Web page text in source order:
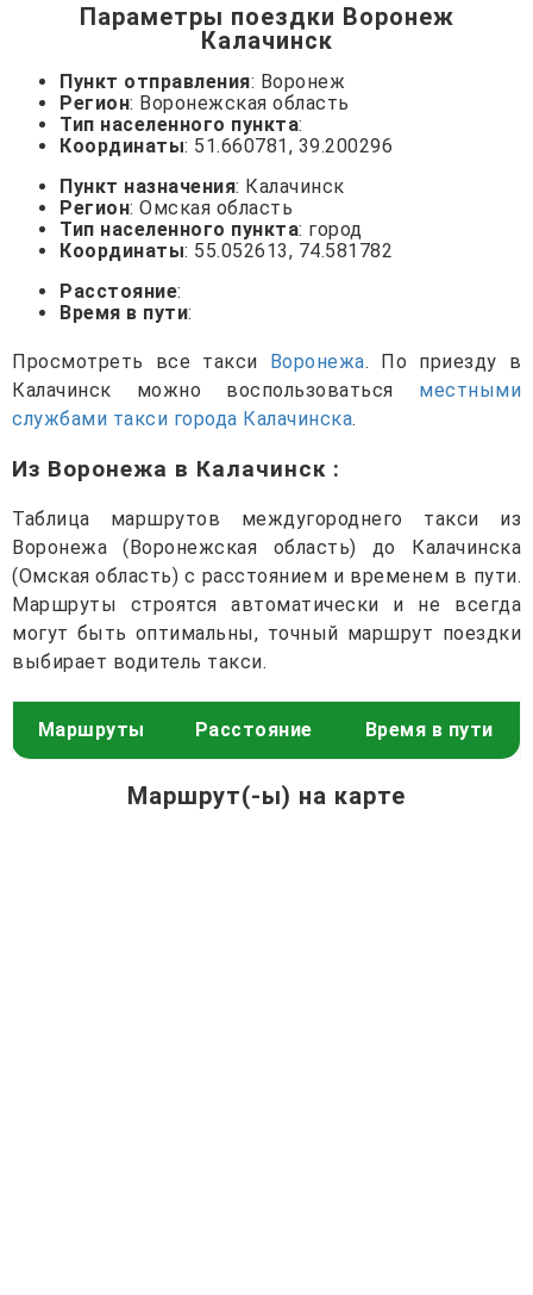
Параметры поездки Воронеж
Калачинск
Пункт отправления: Воронеж
Регион: Воронежская область
Тип населенного пункта:
Координаты: 51.660781, 39.200296
Пункт назначения: Калачинск
Регион: Омская область
Тип населенного пункта: город
Координаты: 55.052613, 74.581782
Расстояние:
Время в пути:
Просмотреть все такси Воронежа. По приезду в
Калачинск можно воспользоваться местными
службами такси города Калачинска.
Из Воронежа в Калачинск :
Таблица маршрутов междугороднего такси из
Воронежа (Воронежская область) до Калачинска
(Омская область) с расстоянием и временем в пути.
Маршруты строятся автоматически и не всегда
могут быть оптимальны, точный маршрут поездки
выбирает водитель такси.
Маршруты Расстояние Время в пути
Маршрут(-ы) на карте